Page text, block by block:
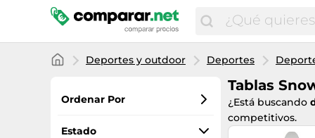
Deportes y outdoor Deportes
Ordenar Por
Favoritos
Estado
Tablas
¿Está buscando
competitivos.